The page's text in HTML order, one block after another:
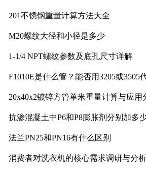
201不锈钢重量计算方法大全
M20螺纹大径和小径是多少
1-1/4 NPT螺纹参数及底孔尺寸详解
F1010E是什么管？能否用3205或3505
20x40x2镀锌方管单米重量计算与应用
抗渗混凝土中P6和P8膨胀剂分别加多
法兰PN25和PN16有什么区别
消费者对洗衣机的核心需求调研与分析